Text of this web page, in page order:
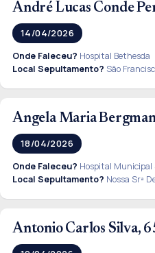
André Lucas Conde
14/04/2026
Onde Faleceu? Hospital Bethesda
Local Sepultamento? São
Angela Maria
18/04/2026
Onde Faleceu? Hospital Municipal
Local Sepultamento? Nossa Srª
Antonio Carlos Silva,